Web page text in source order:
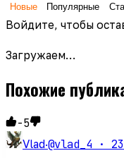
Новые Популярные
Войдите, чтобы
Загружаем…
Похожие
-5
Vlad·@vlad_4 ·